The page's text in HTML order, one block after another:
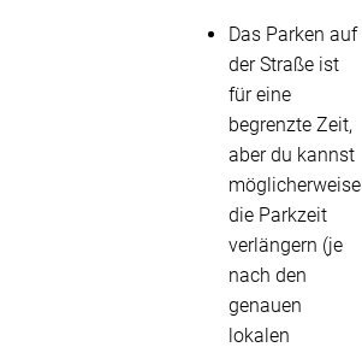
Das Parken auf
der Straße ist
für eine
begrenzte Zeit,
aber du kannst
möglicherweise
die Parkzeit
verlängern (je
nach den
genauen
lokalen